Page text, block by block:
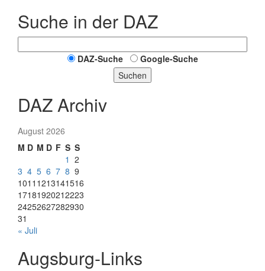
Suche in der DAZ
DAZ-Suche
Google-Suche
Suchen
DAZ Archiv
August 2026
M D M D F S S
1 2
3 4 5 6 7 8 9
1011 1213141516
17181920212223
24252627282930
31
« Juli
Augsburg-Links